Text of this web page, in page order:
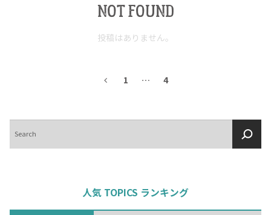
NOT FOUND
投稿はありません。
1 … 4
索
人気 TOPICS ランキング